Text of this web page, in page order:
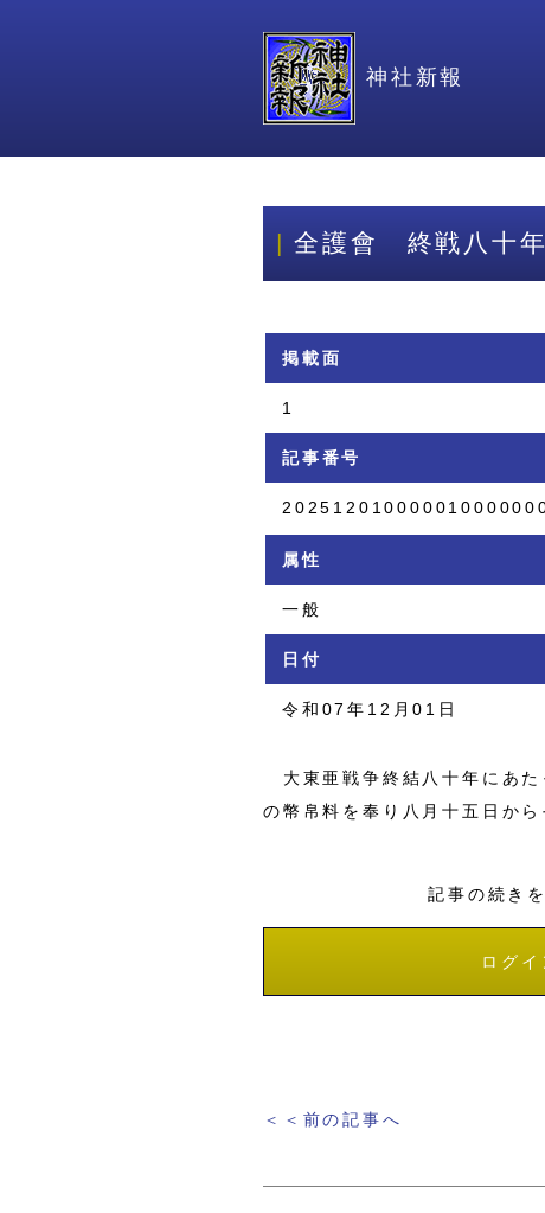
神社新報
全護會 終戦八十年
掲載面
1
記事番号
属性
一般
日付
令和07年12月01日
大東亜戦争終結八十年にあた
の幣帛料を奉り八月十五日か
記事の続き
ログイ
＜＜前の記事へ